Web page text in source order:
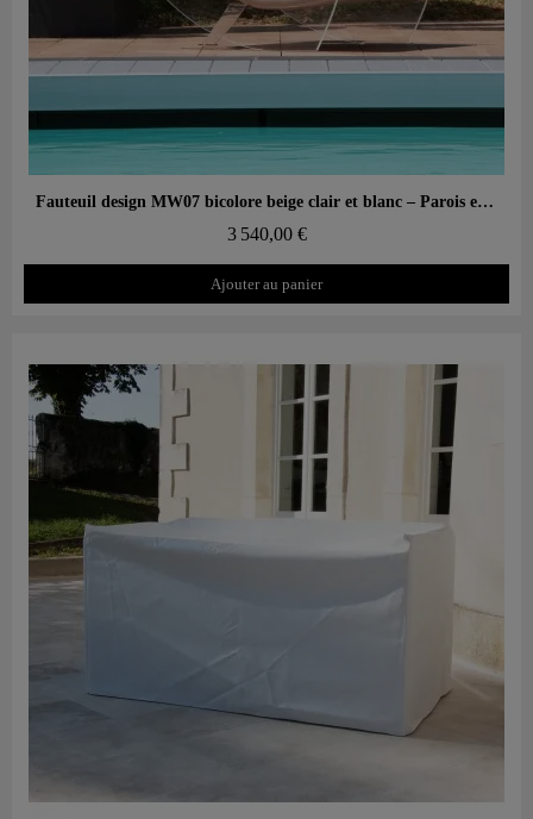
Aperçu rapide Fauteuil design MW07 bicolore beige clair et blanc – Parois en PMMA coulé, assise en mousse alvéolaire
3 540,00 €
Ajouter au panier